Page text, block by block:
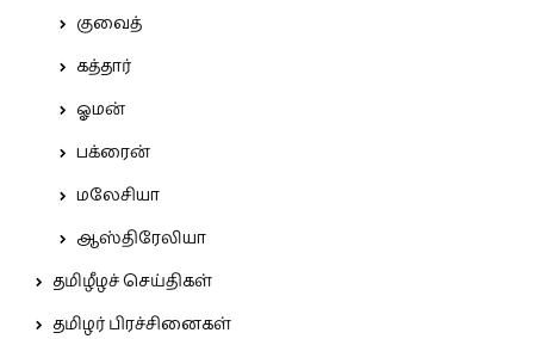
குவைத்
கத்தார்
ஓமன்
பக்ரைன்
மலேசியா
ஆஸ்திரேலியா
தமிழீழச் செய்திகள்
தமிழர் பிரச்சினைகள்